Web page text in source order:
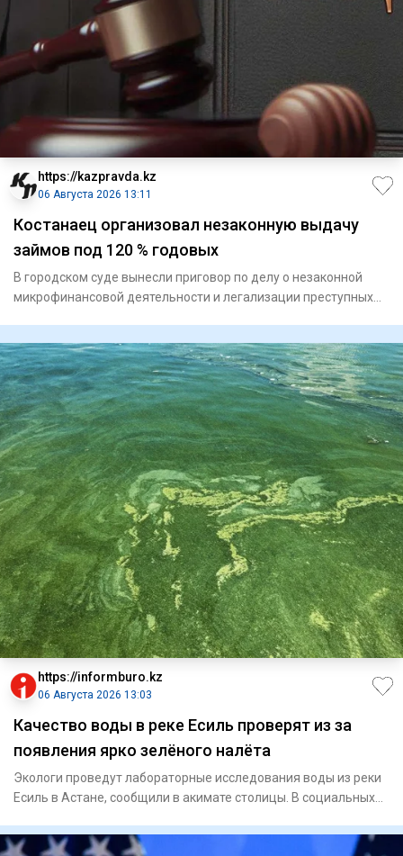
https://kazpravda.kz
06 Августа 2026 13:11
Костанаец организовал незаконную выдачу
займов под 120 % годовых
В городском суде вынесли приговор по делу о незаконной
микрофинансовой деятельности и легализации преступных
https://informburo.kz
06 Августа 2026 13:03
Качество воды в реке Есиль проверят из за
появления ярко зелёного налёта
Экологи проведут лабораторные исследования воды из реки
Есиль в Астане, сообщили в акимате столицы. В социальных